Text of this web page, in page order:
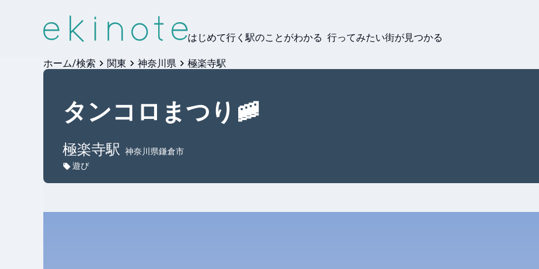
はじめて行く駅のことがわかる 行ってみたい街が見つかる
ホーム/検索 関東 神奈川県 極楽寺駅
タンコロまつり🚞
極楽寺駅
神奈川県鎌倉市
遊び